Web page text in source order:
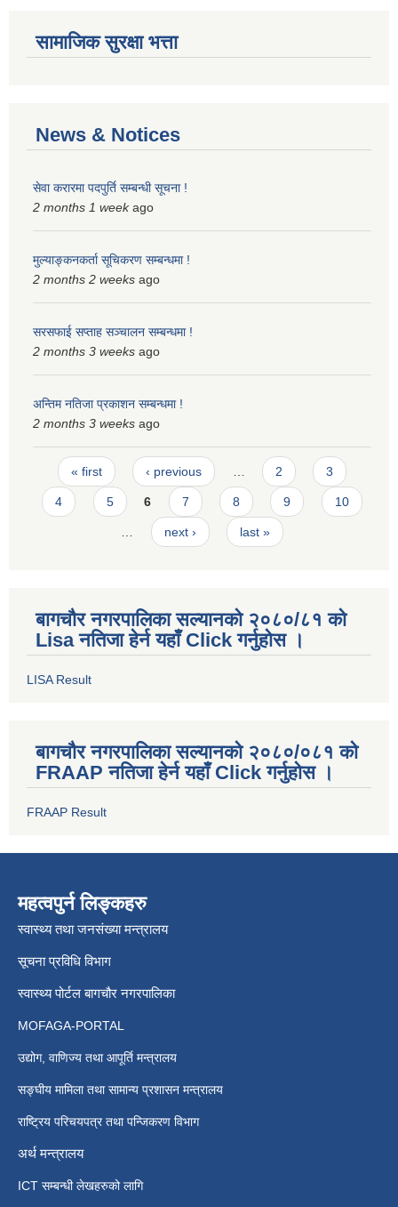
सामाजिक सुरक्षा भत्ता
News & Notices
सेवा करारमा पदपुर्ति सम्बन्धी सूचना !
2 months 1 weekago
मुल्याङ्कनकर्ता सूचिकरण सम्बन्धमा !
2 months 2 weeks ago
सरसफाई सप्ताह सञ्चालन सम्बन्धमा !
2 months 3 weeks ago
अन्तिम नतिजा प्रकाशन सम्बन्धमा !
2 months 3 weeks ago
Pages
« first ‹ previous … 2 3
4 5 6 7 8 9 10
… next › last »
बागचौर नगरपालिका सल्यानको २०८०/८१ को
Lisa नतिजा हेर्न यहाँ Click गर्नुहोस ।
LISA Result
बागचौर नगरपालिका सल्यानको २०८०/०८१ को
FRAAP नतिजा हेर्न यहाँ Click गर्नुहोस ।
FRAAP Result
महत्वपुर्न लिङ्कहरु
स्वास्थ्य तथा जनसंख्या मन्त्रालय
सूचना प्रविधि विभाग
स्वास्थ्य पोर्टल बागचौर नगरपालिका
MOFAGA-PORTAL
उद्योग, वाणिज्य तथा आपूर्ति मन्त्रालय
सङ्घीय मामिला तथा सामान्य प्रशासन मन्त्रालय
राष्ट्रिय परिचयपत्र तथा पन्जिकरण विभाग
अर्थ मन्त्रालय
ICT सम्बन्धी लेखहरुको लागि